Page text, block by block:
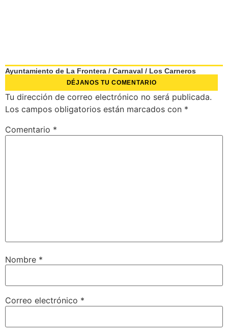
Ayuntamiento de La Frontera / Carnaval / Los Carneros
DÉJANOS TU COMENTARIO
Tu dirección de correo electrónico no será publicada.
Los campos obligatorios están marcados con *
Comentario *
Nombre *
Correo electrónico *